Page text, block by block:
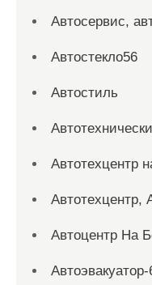
Автосервис,
Автостекло56
Автостиль
Автотехцентр
Автотехцентр,
Автоцентр На